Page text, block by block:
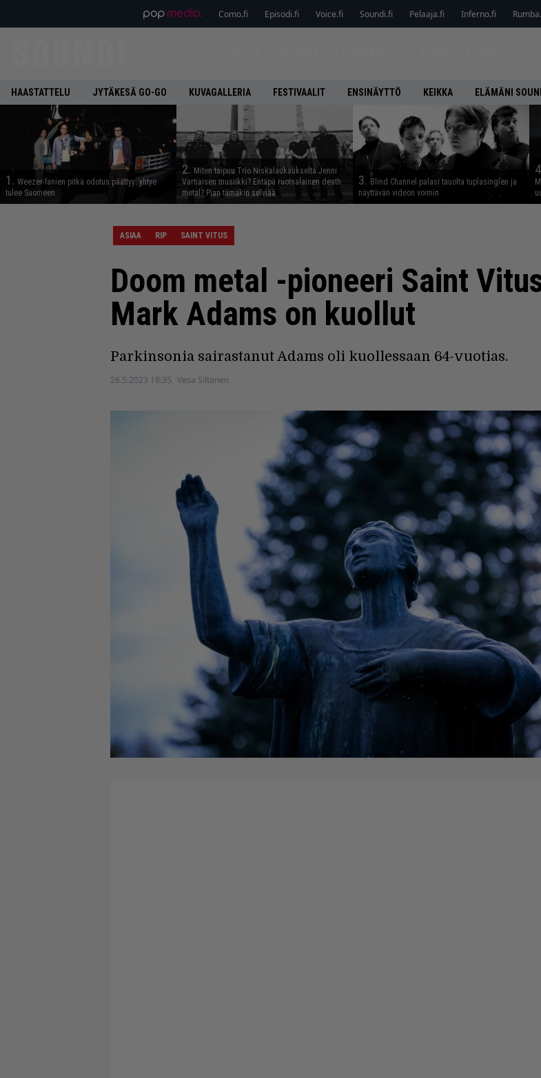
Como.fi Episodi.fi Voice.fi Soundi.fi Pelaaja.fi Inferno.fi
HAASTATTELU JYTÄKESÄ GO-GO KUVAGALLERIA FESTIVAALIT ENSINÄYTTÖ KEIKKA ELÄMÄNI
1. Weezer-fanien pitkä odotus päättyy: yhtye
tulee Suomeen
2. Miten taipuu Trio Niskalaukaukselta Jenni
Vartiaisen musiikki? Entäpä ruotsalainen death
metal? Pian tämäkin selviää
3. Blind Channel palasi tauolta tuplasinglen ja
näyttävän videon voimin
ASIAA RIP SAINT VITUS
Doom metal -pioneeri Saint
Mark Adams on kuollut
Parkinsonia sairastanut Adams oli kuollessaan 64-vuotias.
26.5.2023 18:35 Vesa Siltanen